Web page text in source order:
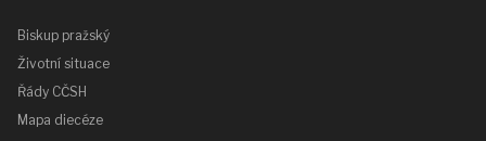
Biskup pražský
Životní situace
Řády CČSH
Mapa diecéze